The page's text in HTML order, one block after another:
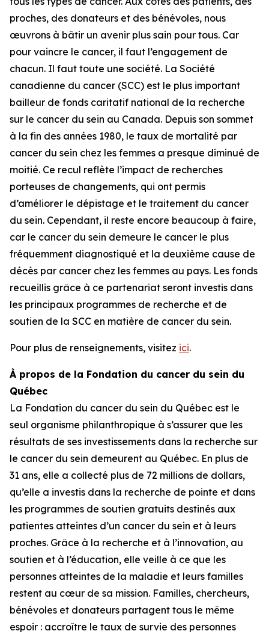
proches, des donateurs et des bénévoles, nous
œuvrons à bâtir un avenir plus sain pour tous. Car
pour vaincre le cancer, il faut l’engagement de
chacun. Il faut toute une société. La Société
canadienne du cancer (SCC) est le plus important
bailleur de fonds caritatif national de la recherche
sur le cancer du sein au Canada. Depuis son sommet
à la fin des années 1980, le taux de mortalité par
cancer du sein chez les femmes a presque diminué de
moitié. Ce recul reflète l’impact de recherches
porteuses de changements, qui ont permis
d’améliorer le dépistage et le traitement du cancer
du sein. Cependant, il reste encore beaucoup à faire,
car le cancer du sein demeure le cancer le plus
fréquemment diagnostiqué et la deuxième cause de
décès par cancer chez les femmes au pays. Les fonds
recueillis grâce à ce partenariat seront investis dans
les principaux programmes de recherche et de
soutien de la SCC en matière de cancer du sein.
Pour plus de renseignements, visitez ici.
À propos de la Fondation du cancer du sein du
Québec
La Fondation du cancer du sein du Québec est le
seul organisme philanthropique à s’assurer que les
résultats de ses investissements dans la recherche sur
le cancer du sein demeurent au Québec. En plus de
31 ans, elle a collecté plus de 72 millions de dollars,
qu’elle a investis dans la recherche de pointe et dans
les programmes de soutien gratuits destinés aux
patientes atteintes d’un cancer du sein et à leurs
proches. Grâce à la recherche et à l’innovation, au
soutien et à l’éducation, elle veille à ce que les
personnes atteintes de la maladie et leurs familles
restent au cœur de sa mission. Familles, chercheurs,
bénévoles et donateurs partagent tous le même
espoir : accroître le taux de survie des personnes